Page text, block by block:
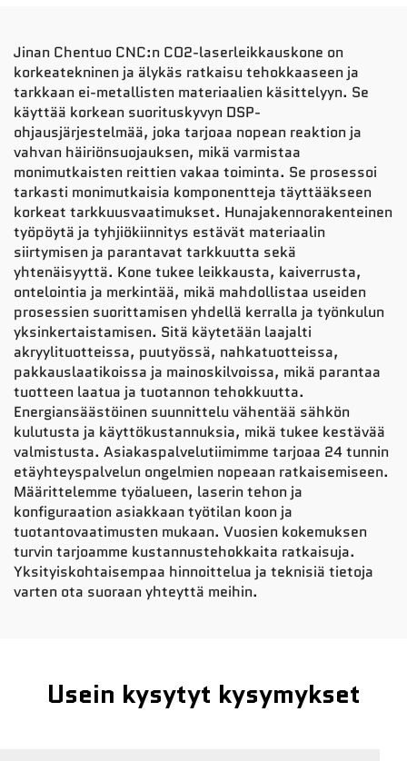
Jinan Chentuo CNC:n CO2-laserleikkauskone on
korkeatekninen ja älykäs ratkaisu tehokkaaseen ja
tarkkaan ei-metallisten materiaalien käsittelyyn. Se
käyttää korkean suorituskyvyn DSP-
ohjausjärjestelmää, joka tarjoaa nopean reaktion ja
vahvan häiriönsuojauksen, mikä varmistaa
monimutkaisten reittien vakaa toiminta. Se prosessoi
tarkasti monimutkaisia komponentteja täyttääkseen
korkeat tarkkuusvaatimukset. Hunajakennorakenteinen
työpöytä ja tyhjiökiinnitys estävät materiaalin
siirtymisen ja parantavat tarkkuutta sekä
yhtenäisyyttä. Kone tukee leikkausta, kaiverrusta,
ontelointia ja merkintää, mikä mahdollistaa useiden
prosessien suorittamisen yhdellä kerralla ja työnkulun
yksinkertaistamisen. Sitä käytetään laajalti
akryylituotteissa, puutyössä, nahkatuotteissa,
pakkauslaatikoissa ja mainoskilvoissa, mikä parantaa
tuotteen laatua ja tuotannon tehokkuutta.
Energiansäästöinen suunnittelu vähentää sähkön
kulutusta ja käyttökustannuksia, mikä tukee kestävää
valmistusta. Asiakaspalvelutiimimme tarjoaa 24 tunnin
etäyhteyspalvelun ongelmien nopeaan ratkaisemiseen.
Määrittelemme työalueen, laserin tehon ja
konfiguraation asiakkaan työtilan koon ja
tuotantovaatimusten mukaan. Vuosien kokemuksen
turvin tarjoamme kustannustehokkaita ratkaisuja.
Yksityiskohtaisempaa hinnoittelua ja teknisiä tietoja
varten ota suoraan yhteyttä meihin.
Usein kysytyt kysymykset